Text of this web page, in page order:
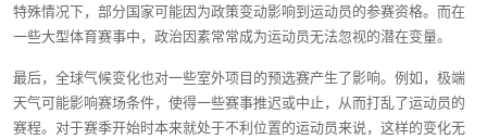
特殊情况下，部分国家可能因为政策变动影响到运动员的参赛资格。而在
一些大型体育赛事中，政治因素常常成为运动员无法忽视的潜在变量。
最后，全球气候变化也对一些室外项目的预选赛产生了影响。例如，极端
天气可能影响赛场条件，使得一些赛事推迟或中止，从而打乱了运动员的
赛程。对于赛季开始时本来就处于不利位置的运动员来说，这样的变化无